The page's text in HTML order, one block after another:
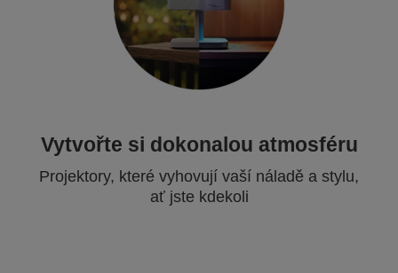
Vytvořte si dokonalou atmosféru
Projektory, které vyhovují vaší náladě a stylu,
ať jste kdekoli